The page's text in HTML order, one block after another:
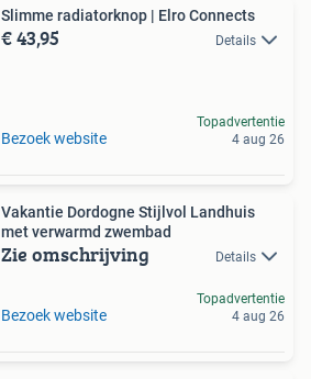
Slimme radiatorknop | Elro Connects
€ 43,95 Details
Bezoek website
Topadvertentie
4 aug 26
Vakantie Dordogne Stijlvol Landhuis
met verwarmd zwembad
Zie omschrijving Details
Bezoek website
Topadvertentie
4 aug 26